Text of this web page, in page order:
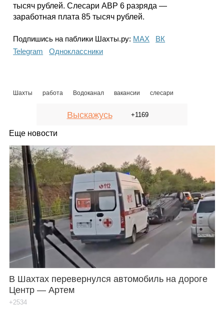
тысяч рублей. Слесари АВР 6 разряда —
заработная плата 85 тысяч рублей.
Подпишись на паблики Шахты.ру: МАХ
ВК
Telegram
Одноклассники
Шахты работа Водоканал вакансии слесари
Выскажусь +1169
Еще новости
В Шахтах перевернулся автомобиль на дороге
Центр — Артем
+2534